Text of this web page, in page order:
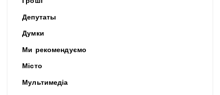
Депутаты
Думки
Ми рекомендуємо
Місто
Мультимедіа